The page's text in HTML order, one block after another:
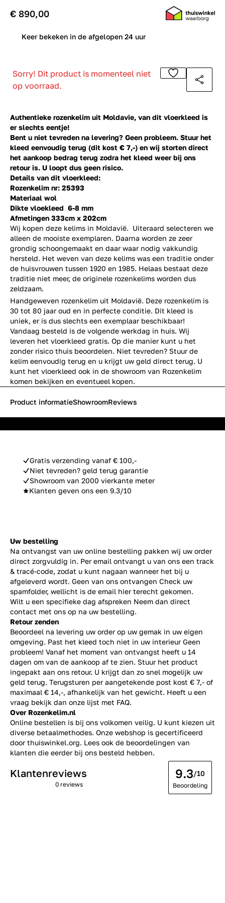
Authentieke rozenkelim uit Moldavie, van dit vloerkleed is
er slechts eentje!
Bent u niet tevreden na levering? Geen probleem. Stuur het
kleed eenvoudig terug (dit kost € 7,-) en wij storten direct
het aankoop bedrag terug zodra het kleed weer bij ons
retour is. U loopt dus geen risico.
Details van dit vloerkleed:
Rozenkelim nr: 25393
Materiaal wol
Dikte vloekleed 6-8 mm
Afmetingen 333cm x 202cm
Wij kopen deze kelims in Moldavië. Uiteraard selecteren we
alleen de mooiste exemplaren. Daarna worden ze zeer
grondig schoongemaakt en daar waar nodig vakkundig
hersteld. Het weven van deze kelims was een traditie onder
de huisvrouwen tussen 1920 en 1985. Helaas bestaat deze
traditie niet meer, de originele rozenkelims worden dus
zeldzaam.
€ 890,00
Keer bekeken in de afgelopen 24 uur
Sorry! Dit product is momenteel niet
op voorraad.
Handgeweven rozenkelim uit Moldavië. Deze rozenkelim is
30 tot 80 jaar oud en in perfecte conditie. Dit kleed is
uniek, er is dus slechts een exemplaar beschikbaar!
Vandaag besteld is de volgende werkdag in huis. Wij
leveren het vloerkleed gratis. Op die manier kunt u het
zonder risico thuis beoordelen. Niet tevreden? Stuur de
kelim eenvoudig terug en u krijgt uw geld direct terug. U
kunt het vloerkleed ook in de showroom van Rozenkelim
komen bekijken en eventueel kopen.
Gratis verzending vanaf € 100,-
Niet tevreden? geld terug garantie
Showroom van 2000 vierkante meter
Klanten geven ons een 9.3/10
Product informatieShowroomReviews
Uw bestelling
Na ontvangst van uw online bestelling pakken wij uw order
direct zorgvuldig in. Per email ontvangt u van ons een track
& tracé-code, zodat u kunt nagaan wanneer het bij u
afgeleverd wordt. Geen van ons ontvangen Check uw
spamfolder, wellicht is de email hier terecht gekomen.
Wilt u een specifieke dag afspreken Neem dan direct
contact met ons op na uw bestelling.
Retour zenden
Beoordeel na levering uw order op uw gemak in uw eigen
omgeving. Past het kleed toch niet in uw interieur Geen
probleem! Vanaf het moment van ontvangst heeft u 14
dagen om van de aankoop af te zien. Stuur het product
ingepakt aan ons retour. U krijgt dan zo snel mogelijk uw
geld terug. Terugsturen per aangetekende post kost € 7,- of
maximaal € 14,-, afhankelijk van het gewicht. Heeft u een
vraag bekijk dan onze lijst met FAQ.
Over Rozenkelim.nl
Online bestellen is bij ons volkomen veilig. U kunt kiezen uit
diverse betaalmethodes. Onze webshop is gecertificeerd
door thuiswinkel.org. Lees ook de beoordelingen van
klanten die eerder bij ons besteld hebben.
Klantenreviews
0 reviews
9.3/10
Beoordeling